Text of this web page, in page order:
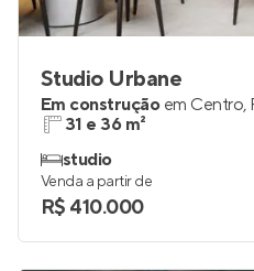
Studio Urbane
Em construção em Centro,
31 e 36 m²
studio
Venda a partir de
R$ 410.000